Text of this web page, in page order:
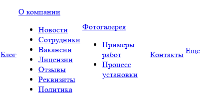
Блог
О компании
Новости
Сотрудники
Вакансии
Лицензии
Отзывы
Реквизиты
Политика
Фотогалерея
Примеры
работ
Процесс
установки
Контакты Ещё